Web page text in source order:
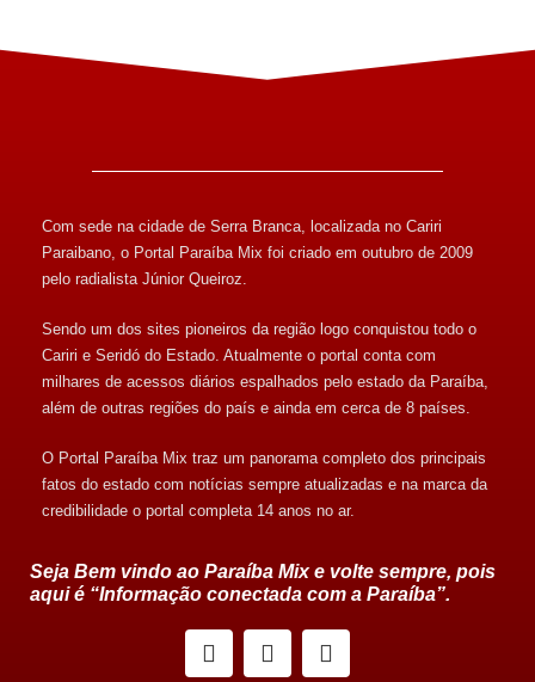
Com sede na cidade de Serra Branca, localizada no Cariri
Paraibano, o Portal Paraíba Mix foi criado em outubro de 2009
pelo radialista Júnior Queiroz.
Sendo um dos sites pioneiros da região logo conquistou todo o
Cariri e Seridó do Estado. Atualmente o portal conta com
milhares de acessos diários espalhados pelo estado da Paraíba,
além de outras regiões do país e ainda em cerca de 8 países.
O Portal Paraíba Mix traz um panorama completo dos principais
fatos do estado com notícias sempre atualizadas e na marca da
credibilidade o portal completa 14 anos no ar.
Seja Bem vindo ao Paraíba Mix e volte sempre, pois
aqui é “Informação conectada com a Paraíba”.